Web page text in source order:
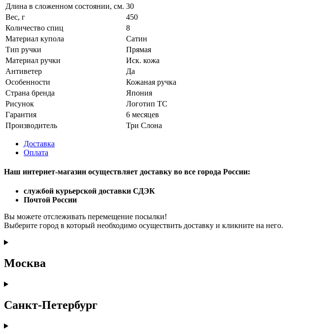
Длина в сложенном состоянии, см. 30
Вес, г
450
Количество спиц
8
Материал купола
Сатин
Тип ручки
Прямая
Материал ручки
Иск. кожа
Антиветер
Да
Особенности
Кожаная ручка
Страна бренда
Япония
Рисунок
Логотип ТС
Гарантия
6 месяцев
Производитель
Три Слона
Доставка
Оплата
Наш интернет-магазин осуществляет доставку во все города России:
службой курьерской доставки СДЭК
Почтой России
Вы можете отслеживать перемещение посылки!
Выберите город в который необходимо осуществить доставку и кликните на него.
Москва
Санкт-Петербург